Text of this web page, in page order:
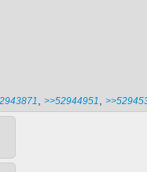
>>52944951